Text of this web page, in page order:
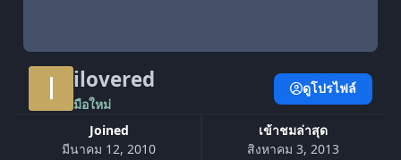
ilovered
มือใหม่
Joined
มีนาคม 12, 2010
เข้าชมล่าสุด
สิงหาคม 3, 2013
ดูโปรไฟล์